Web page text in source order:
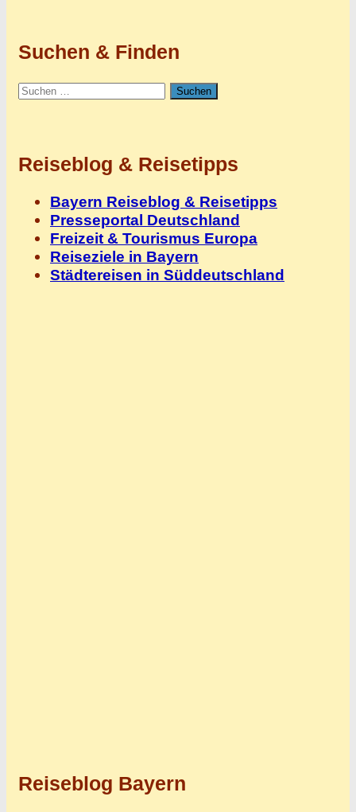
Suchen & Finden
Suchen
Reiseblog & Reisetipps
Bayern Reiseblog & Reisetipps
Presseportal Deutschland
Freizeit & Tourismus Europa
Reiseziele in Bayern
Städtereisen in Süddeutschland
Reiseblog Bayern